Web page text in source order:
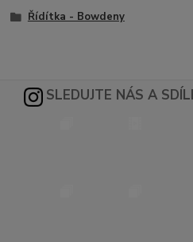
Řídítka - Bowdeny
SLEDUJTE NÁS A